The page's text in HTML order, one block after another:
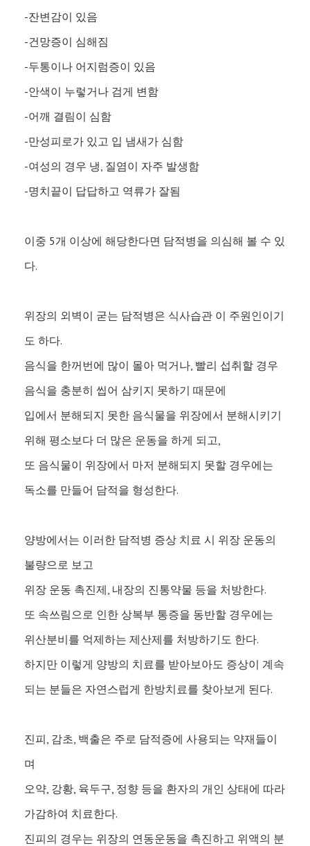
-잔변감이 있음
-건망증이 심해짐
-두통이나 어지럼증이 있음
-안색이 누렇거나 검게 변함
-어깨 결림이 심함
-만성피로가 있고 입 냄새가 심함
-여성의 경우 냉, 질염이 자주 발생함
-명치끝이 답답하고 역류가 잘됨
이중 5개 이상에 해당한다면 담적병을 의심해 볼 수 있
다.
위장의 외벽이 굳는 담적병은 식사습관 이 주원인이기
도 하다.
음식을 한꺼번에 많이 몰아 먹거나, 빨리 섭취할 경우
음식을 충분히 씹어 삼키지 못하기 때문에
입에서 분해되지 못한 음식물을 위장에서 분해시키기
위해 평소보다 더 많은 운동을 하게 되고,
또 음식물이 위장에서 마저 분해되지 못할 경우에는
독소를 만들어 담적을 형성한다.
양방에서는 이러한 담적병 증상 치료 시 위장 운동의
불량으로 보고
위장 운동 촉진제, 내장의 진통약물 등을 처방한다.
또 속쓰림으로 인한 상복부 통증을 동반할 경우에는
위산분비를 억제하는 제산제를 처방하기도 한다.
하지만 이렇게 양방의 치료를 받아보아도 증상이 계속
되는 분들은 자연스럽게 한방치료를 찾아보게 된다.
진피, 감초, 백출은 주로 담적증에 사용되는 약재들이
며
오약, 강황, 육두구, 정향 등을 환자의 개인 상태에 따라
가감하여 치료한다.
진피의 경우는 위장의 연동운동을 촉진하고 위액의 분